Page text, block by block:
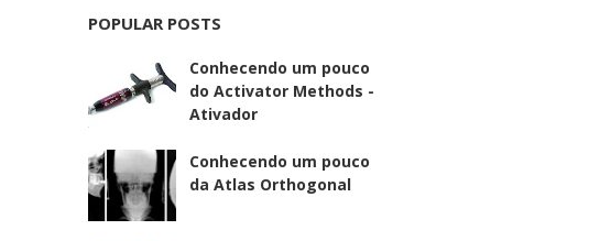
POPULAR POSTS
Conhecendo um pouco
do Activator Methods -
Ativador
Conhecendo um pouco
da Atlas Orthogonal